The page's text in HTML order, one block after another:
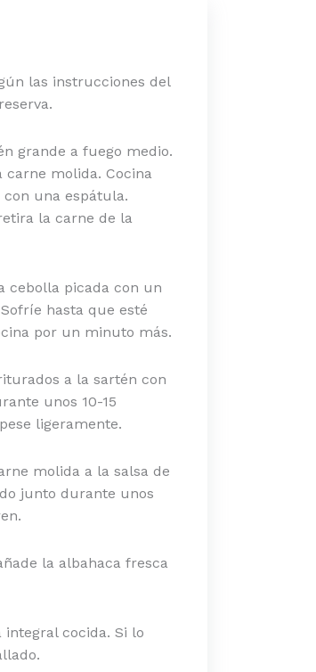
las instrucciones del
grande a fuego medio.
carne molida. Cocina
una espátula.
la carne de la
cebolla picada con un
hasta que esté
por un minuto más.
a la sartén con
unos 10-15
ligeramente.
molida a la salsa de
junto durante unos
la albahaca fresca
integral cocida. Si lo